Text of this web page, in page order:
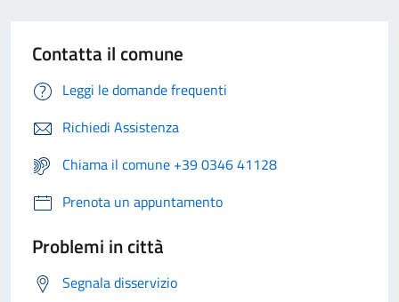
Contatta il comune
Leggi le domande frequenti
Richiedi Assistenza
Chiama il comune +39 0346 41128
Prenota un appuntamento
Problemi in città
Segnala disservizio